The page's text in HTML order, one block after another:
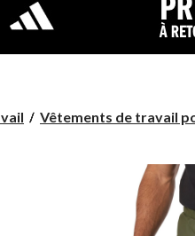
dans
à
cliquer
Vêtements de travail